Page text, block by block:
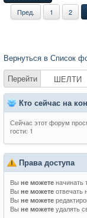
Пред. 1 2
Вернуться в Список
Перейти
Кто сейчас на
Сейчас этот форум
гости: 1
Права доступа
Вы не можете начинать
Вы не можете отвечать
Вы не можете
Вы не можете удалять